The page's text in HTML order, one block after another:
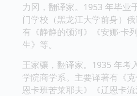
力冈，翻译家。1953 年毕业
门学校（黑龙江大学前身）
有《静静的顿河》《安娜·卡
生》等。
王家骧，翻译家。1935 年考
学院商学系。主要译著有《
恩卡班苦莱耶夫》《辽恩卡流